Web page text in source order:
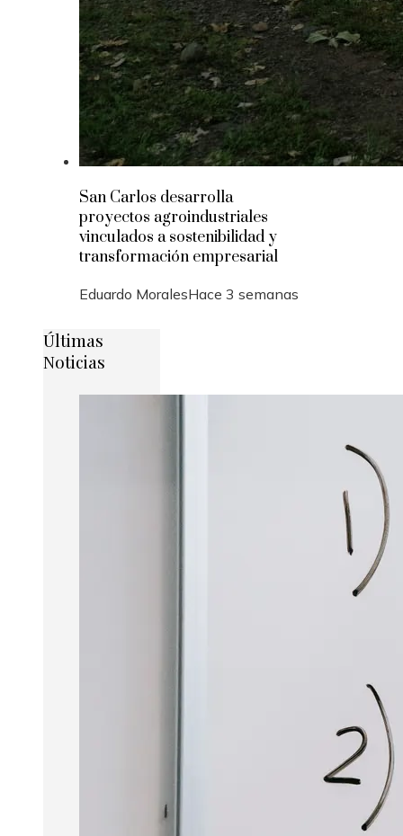
San Carlos desarrolla
proyectos agroindustriales
vinculados a sostenibilidad y
transformación empresarial
Eduardo MoralesHace 3 semanas
Últimas
Noticias